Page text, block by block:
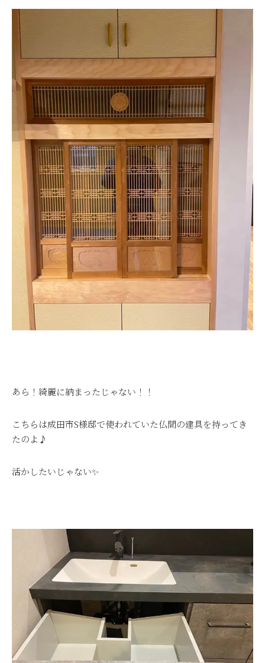
あら！綺麗に納まったじゃない！！
こちらは成田市S様邸で使われていた仏間の建具を持ってき
たのよ♪
活かしたいじゃない✨